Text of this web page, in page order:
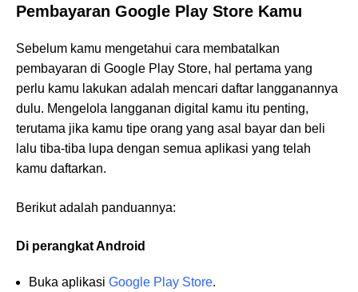
Pembayaran Google Play Store Kamu
Sebelum kamu mengetahui cara membatalkan
pembayaran di Google Play Store, hal pertama yang
perlu kamu lakukan adalah mencari daftar langganannya
dulu. Mengelola langganan digital kamu itu penting,
terutama jika kamu tipe orang yang asal bayar dan beli
lalu tiba-tiba lupa dengan semua aplikasi yang telah
kamu daftarkan.
Berikut adalah panduannya:
Di perangkat Android
Buka aplikasi Google Play Store.